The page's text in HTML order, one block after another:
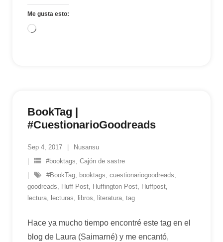
Me gusta esto:
Cargando...
BookTag |
#CuestionarioGoodreads
Sep 4, 2017
Nusansu
#booktags, Cajón de sastre
#BookTag, booktags, cuestionariogoodreads,
goodreads, Huff Post, Huffington Post, Huffpost,
lectura, lecturas, libros, literatura, tag
Hace ya mucho tiempo encontré este tag en el
blog de Laura (Saimarné) y me encantó,